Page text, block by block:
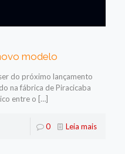
modelo
do próximo lançamento
na fábrica de Piracicaba
entre o […]
0 Leia mais